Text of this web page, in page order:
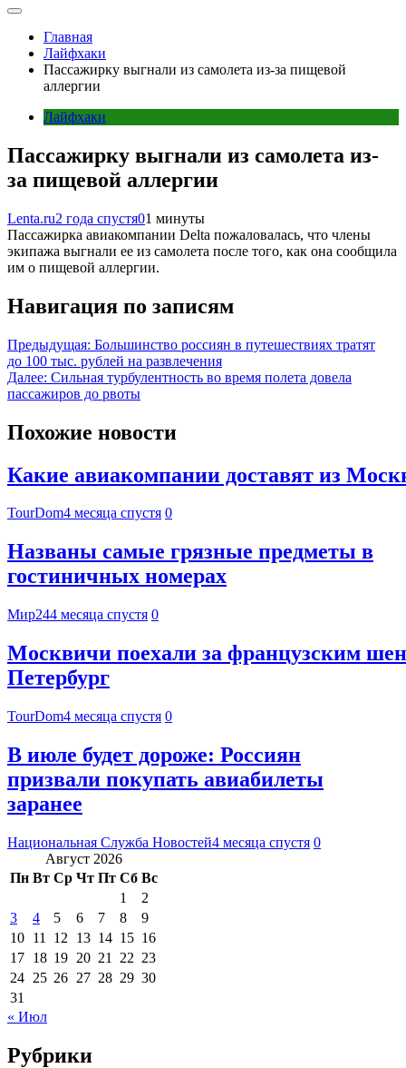
Главная
Лайфхаки
Пассажирку выгнали из самолета из-за пищевой
аллергии
Лайфхаки
Пассажирку выгнали из самолета из-
за пищевой аллергии
Lenta.ru2 года спустя01 минуты
Пассажирка авиакомпании Delta пожаловалась, что члены
экипажа выгнали ее из самолета после того, как она сообщила
им о пищевой аллергии.
Навигация по записям
Предыдущая: Большинство россиян в путешествиях тратят
до 100 тыс. рублей на развлечения
Далее: Сильная турбулентность во время полета довела
пассажиров до рвоты
Похожие новости
Какие авиакомпании доставят из
TourDom4 месяца спустя 0
Названы самые грязные предметы в
гостиничных номерах
Мир244 месяца спустя 0
Москвичи поехали за французским
Петербург
TourDom4 месяца спустя 0
В июле будет дороже: Россиян
призвали покупать авиабилеты
заранее
Национальная Служба Новостей4 месяца спустя 0
Август 2026
Пн Вт Ср Чт Пт Сб Вс
1
2
3
4 5 6 7 8
9
10 11 12 13 14 15 16
17 18 19 20 21 22 23
24 25 26 27 28 29 30
31
« Июл
Рубрики